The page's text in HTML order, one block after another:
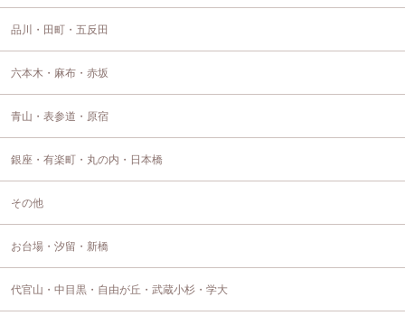
品川・田町・五反田
六本木・麻布・赤坂
青山・表参道・原宿
銀座・有楽町・丸の内・日本橋
その他
お台場・汐留・新橋
代官山・中目黒・自由が丘・武蔵小杉・学大